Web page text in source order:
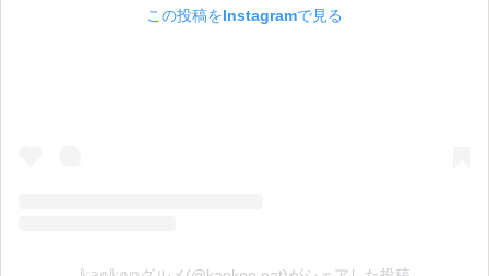
この投稿をInstagramで見る